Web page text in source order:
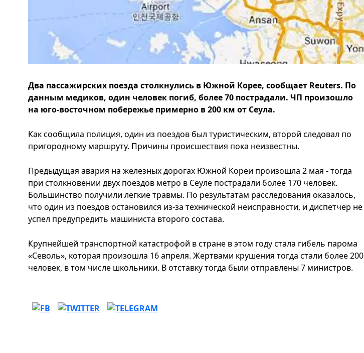
Два пассажирских поезда столкнулись в Южной Корее, сообщает Reuters. По
данным медиков, один человек погиб, более 70 пострадали. ЧП произошло
на юго-восточном побережье примерно в 200 км от Сеула.
Как сообщила полиция, один из поездов был туристическим, второй следовал по
пригородному маршруту. Причины происшествия пока неизвестны.
Предыдущая авария на железных дорогах Южной Кореи произошла 2 мая - тогда
при столкновении двух поездов метро в Сеуле пострадали более 170 человек.
Большинство получили легкие травмы. По результатам расследования оказалось,
что один из поездов остановился из-за технической неисправности, и диспетчер не
успел предупредить машиниста второго состава.
Крупнейшей транспортной катастрофой в стране в этом году стала гибель парома
«Севоль», которая произошла 16 апреля. Жертвами крушения тогда стали более 200
человек, в том числе школьники. В отставку тогда были отправлены 7 министров.